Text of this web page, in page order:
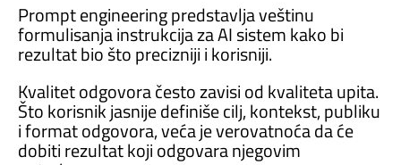
Prompt engineering predstavlja veštinu
formulisanja instrukcija za AI sistem kako bi
rezultat bio što precizniji i korisniji.
Kvalitet odgovora često zavisi od kvaliteta upita.
Što korisnik jasnije definiše cilj, kontekst, publiku
i format odgovora, veća je verovatnoća da će
dobiti rezultat koji odgovara njegovim